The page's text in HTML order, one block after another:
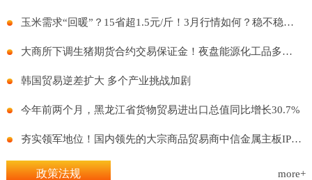
玉米需求“回暖”？15省超1.5元/斤！3月行情如何？稳不稳得住？
大商所下调生猪期货合约交易保证金！夜盘能源化工品多数上涨！
韩国贸易逆差扩大 多个产业挑战加剧
今年前两个月，黑龙江省货物贸易进出口总值同比增长30.7%
夯实领军地位！国内领先的大宗商品贸易商中信金属主板IPO再进一步
政策法规 more+